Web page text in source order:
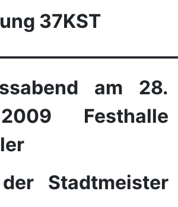
am 28.
Festhalle
Stadtmeister